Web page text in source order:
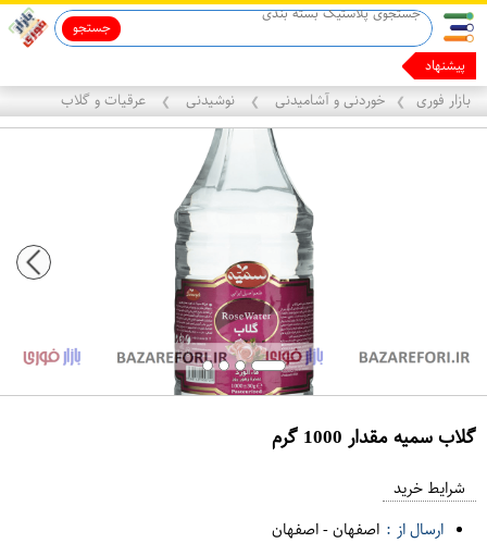
جستجو
پیشنهادهای ما ر
بازار فوری ❯ خوردنی و آشامیدنی ❯ نوشیدنی ❯ عرقیات و گلاب
گلاب سمیه مقدار 1000 گرم
شرایط خرید
ارسال از : اصفهان-اصفهان